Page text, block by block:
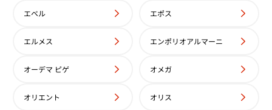
エベル エポス
エルメス エンポリオアルマーニ
オーデマ ピゲ オメガ
オリエント オリス